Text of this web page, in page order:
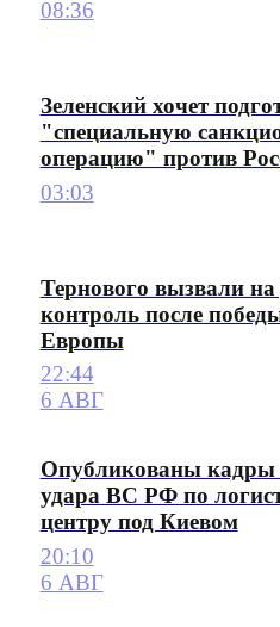
08:36
Зеленский хочет
"специальную
операцию" против
03:03
Тернового вызвали
контроль после
Европы
22:44
6 АВГ
Опубликованы кадры
удара ВС РФ по
центру под Киевом
20:10
6 АВГ